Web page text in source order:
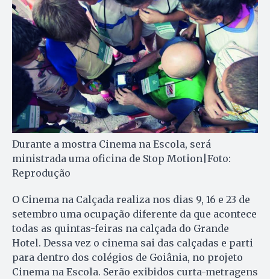
Durante a mostra Cinema na Escola, será
ministrada uma oficina de Stop Motion|Foto:
Reprodução
O Cinema na Calçada realiza nos dias 9, 16 e 23 de
setembro uma ocupação diferente da que acontece
todas as quintas-feiras na calçada do Grande
Hotel. Dessa vez o cinema sai das calçadas e parti
para dentro dos colégios de Goiânia, no projeto
Cinema na Escola. Serão exibidos curta-metragens